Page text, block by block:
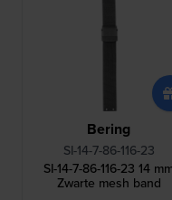
Bering
SI-14-7-86-116-23
SI-14-7-86-116-23 14
Zwarte mesh band